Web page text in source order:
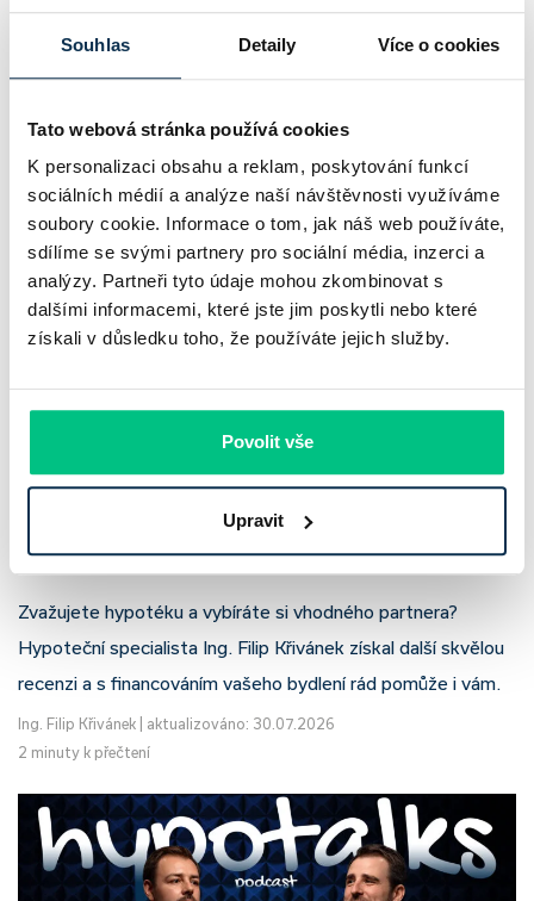
Souhlas Detaily Více o cookies
Tato webová stránka používá cookies
K personalizaci obsahu a reklam, poskytování funkcí
sociálních médií a analýze naší návštěvnosti využíváme
soubory cookie. Informace o tom, jak náš web používáte,
sdílíme se svými partnery pro sociální média, inzerci a
analýzy. Partneři tyto údaje mohou zkombinovat s
dalšími informacemi, které jste jim poskytli nebo které
získali v důsledku toho, že používáte jejich služby.
Povolit vše
Upravit
rostly úvěry a…
Pavel Pohanka aktualizováno: 31.07.2026
Recenze - hypoteční specialista: Ing.
Filip Křivánek, klient: Tomáš B.
Zvažujete hypotéku a vybíráte si vhodného partnera?
Hypoteční specialista Ing. Filip Křivánek získal další skvělou
recenzi a s financováním vašeho bydlení rád pomůže i vám.
Ing. Filip Křivánek
aktualizováno: 30.07.2026
2 minuty k přečtení